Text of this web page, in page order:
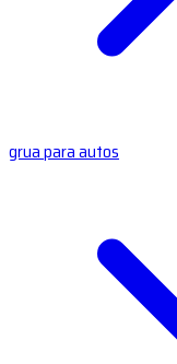
grua para autos